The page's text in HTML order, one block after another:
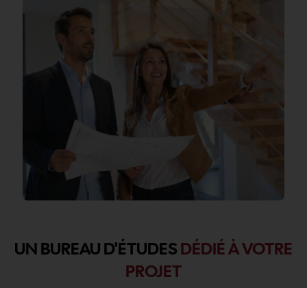
UN BUREAU D'ÉTUDESDÉDIÉ À VOTRE
PROJET